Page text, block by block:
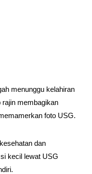
menunggu kelahiran
membagikan
foto USG.
dan
kecil lewat USG